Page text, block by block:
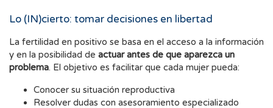
Lo (IN)cierto: tomar decisiones en libertad
La fertilidad en positivo se basa en el acceso a la información
y en la posibilidad de actuar antes de que aparezca un
problema. El objetivo es facilitar que cada mujer pueda:
Conocer su situación reproductiva
Resolver dudas con asesoramiento especializado